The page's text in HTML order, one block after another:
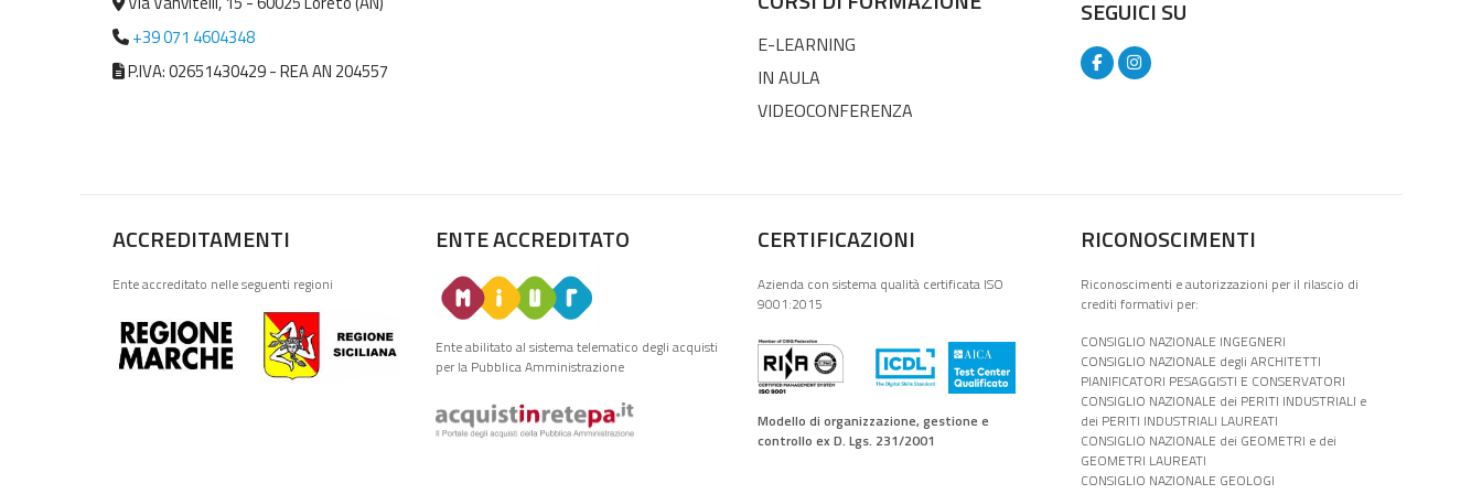
+39 071 4604348
P.IVA: 02651430429 - REA AN 204557
E-LEARNING
IN AULA
VIDEOCONFERENZA
SEGUICI SU
ACCREDITAMENTI
Ente accreditato nelle seguenti regioni
ENTE ACCREDITATO
Ente abilitato al sistema telematico degli acquisti
per la Pubblica Amministrazione
CERTIFICAZIONI
Azienda con sistema qualità certificata ISO
9001:2015
Modello di organizzazione, gestione e
controllo ex D. Lgs. 231/2001
RICONOSCIMENTI
Riconoscimenti e autorizzazioni per il rilascio di
crediti formativi per:
CONSIGLIO NAZIONALE INGEGNERI
CONSIGLIO NAZIONALE degli ARCHITETTI
PIANIFICATORI PESAGGISTI E CONSERVATORI
CONSIGLIO NAZIONALE dei PERITI INDUSTRIALI e
dei PERITI INDUSTRIALI LAUREATI
CONSIGLIO NAZIONALE dei GEOMETRI e dei
GEOMETRI LAUREATI
CONSIGLIO NAZIONALE GEOLOGI